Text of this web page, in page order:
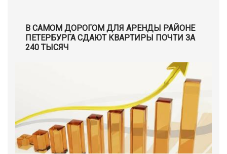
В САМОМ ДОРОГОМ ДЛЯ АРЕНДЫ РАЙОНЕ
ПЕТЕРБУРГА СДАЮТ КВАРТИРЫ ПОЧТИ ЗА
240 ТЫСЯЧ